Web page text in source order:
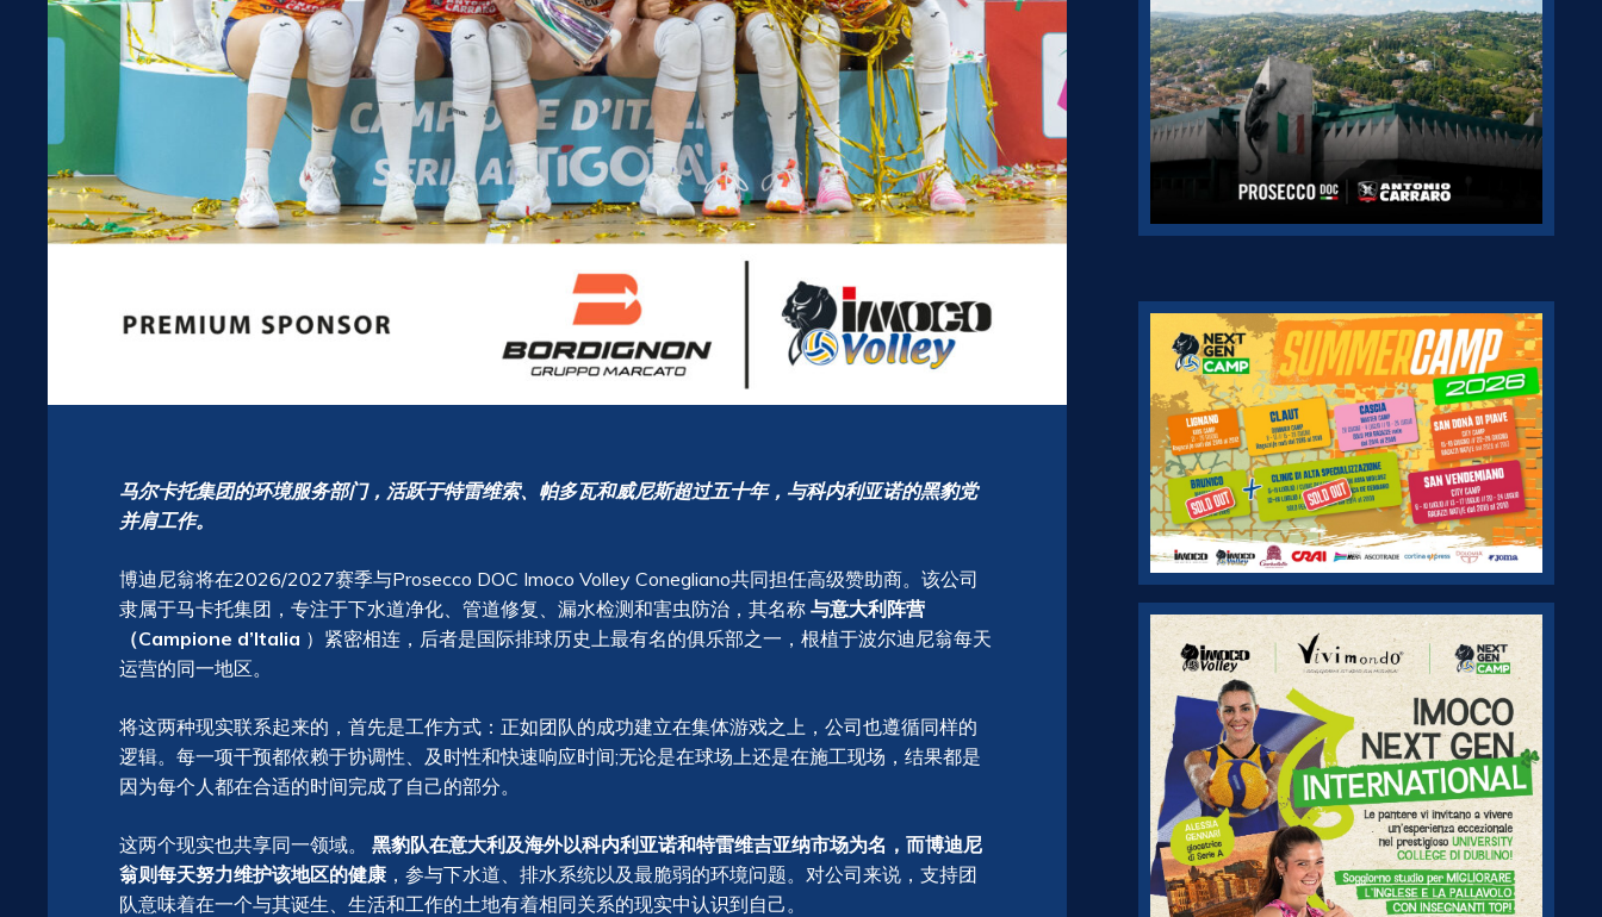
马尔卡托集团的环境服务部门，活跃于特雷维索、帕多瓦和威尼斯超过五十年，与科内利亚诺的黑豹党
并肩工作。
博迪尼翁将在2026/2027赛季与Prosecco DOC Imoco Volley Conegliano共同担任高级赞助商。该公司
隶属于马卡托集团，专注于下水道净化、管道修复、漏水检测和害虫防治，其名称 与意大利阵营
（Campione d’Italia ）紧密相连，后者是国际排球历史上最有名的俱乐部之一，根植于波尔迪尼翁每天
运营的同一地区。
将这两种现实联系起来的，首先是工作方式：正如团队的成功建立在集体游戏之上，公司也遵循同样的
逻辑。每一项干预都依赖于协调性、及时性和快速响应时间;无论是在球场上还是在施工现场，结果都是
因为每个人都在合适的时间完成了自己的部分。
这两个现实也共享同一领域。 黑豹队在意大利及海外以科内利亚诺和特雷维吉亚纳市场为名，而博迪尼
翁则每天努力维护该地区的健康 ，参与下水道、排水系统以及最脆弱的环境问题。对公司来说，支持团
队意味着在一个与其诞生、生活和工作的土地有着相同关系的现实中认识到自己。